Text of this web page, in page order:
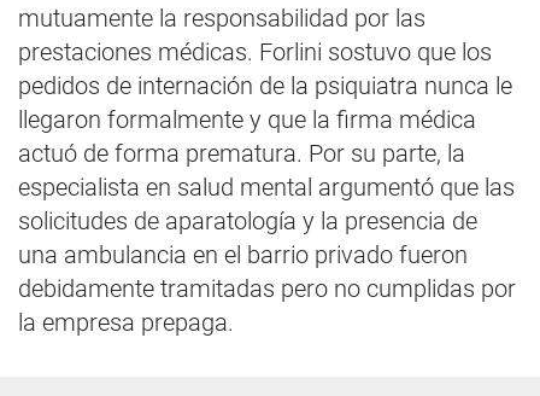
mutuamente la responsabilidad por las
prestaciones médicas. Forlini sostuvo que los
pedidos de internación de la psiquiatra nunca le
llegaron formalmente y que la firma médica
actuó de forma prematura. Por su parte, la
especialista en salud mental argumentó que las
solicitudes de aparatología y la presencia de
una ambulancia en el barrio privado fueron
debidamente tramitadas pero no cumplidas por
la empresa prepaga.